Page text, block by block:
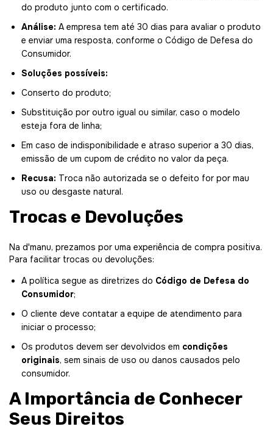
do produto junto com o certificado.
Análise: A empresa tem até 30 dias para avaliar o produto
e enviar uma resposta, conforme o Código de Defesa do
Consumidor.
Soluções possíveis:
Conserto do produto;
Substituição por outro igual ou similar, caso o modelo
esteja fora de linha;
Em caso de indisponibilidade e atraso superior a 30 dias,
emissão de um cupom de crédito no valor da peça.
Recusa: Troca não autorizada se o defeito for por mau
uso ou desgaste natural.
Trocas e Devoluções
Na d'manu, prezamos por uma experiência de compra positiva.
Para facilitar trocas ou devoluções:
A política segue as diretrizes do Código de Defesa do
Consumidor;
O cliente deve contatar a equipe de atendimento para
iniciar o processo;
Os produtos devem ser devolvidos em condições
originais, sem sinais de uso ou danos causados pelo
consumidor.
A Importância de Conhecer
Seus Direitos